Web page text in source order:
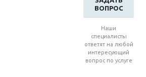
ВОПРОС
Наши
специалисты
ответят на любой
интересующий
вопрос по услуге